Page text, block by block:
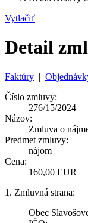
Vytlačiť
Detail
Faktúry |
Číslo zmluvy:
276/15/2024
Názov:
Zmluva o
Predmet zmluvy:
nájom
Cena:
160,00 EUR
1. Zmluvná strana:
Obec